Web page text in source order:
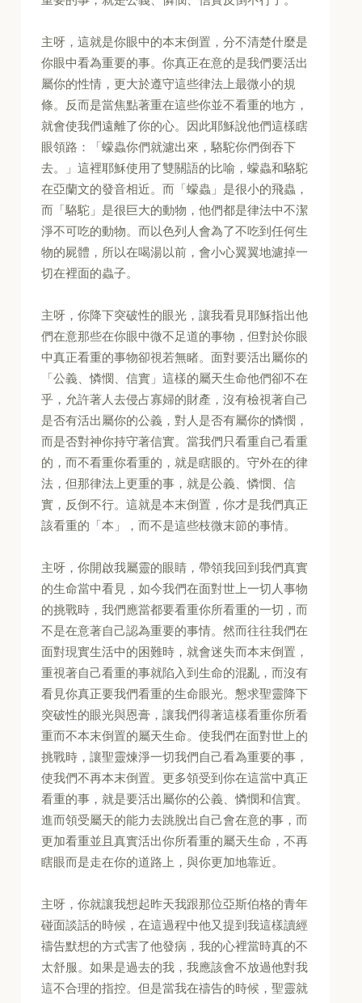
主呀，這就是你眼中的本末倒置，分不清楚什麼是
你眼中看為重要的事。你真正在意的是我們要活出
屬你的性情，更大於遵守這些律法上最微小的規
條。反而是當焦點著重在這些你並不看重的地方，
就會使我們遠離了你的心。因此耶穌說他們這樣瞎
眼領路：「蠓蟲你們就濾出來，駱駝你們倒吞下
去。」這裡耶穌使用了雙關語的比喻，蠓蟲和駱駝
在亞蘭文的發音相近。而「蠓蟲」是很小的飛蟲，
而「駱駝」是很巨大的動物，他們都是律法中不潔
淨不可吃的動物。而以色列人會為了不吃到任何生
物的屍體，所以在喝湯以前，會小心翼翼地濾掉一
切在裡面的蟲子。
主呀，你降下突破性的眼光，讓我看見耶穌指出他
們在意那些在你眼中微不足道的事物，但對於你眼
中真正看重的事物卻視若無睹。面對要活出屬你的
「公義、憐憫、信實」這樣的屬天生命他們卻不在
乎，允許著人去侵占寡婦的財產，沒有檢視著自己
是否有活出屬你的公義，對人是否有屬你的憐憫，
而是否對神你持守著信實。當我們只看重自己看重
的，而不看重你看重的，就是瞎眼的。守外在的律
法，但那律法上更重的事，就是公義、憐憫、信
實，反倒不行。這就是本末倒置，你才是我們真正
該看重的「本」，而不是這些枝微末節的事情。
主呀，你開啟我屬靈的眼睛，帶領我回到我們真實
的生命當中看見，如今我們在面對世上一切人事物
的挑戰時，我們應當都要看重你所看重的一切，而
不是在意著自己認為重要的事情。然而往往我們在
面對現實生活中的困難時，就會迷失而本末倒置，
重視著自己看重的事就陷入到生命的混亂，而沒有
看見你真正要我們看重的生命眼光。懇求聖靈降下
突破性的眼光與恩膏，讓我們得著這樣看重你所看
重而不本末倒置的屬天生命。使我們在面對世上的
挑戰時，讓聖靈煉淨一切我們自己看為重要的事，
使我們不再本末倒置。更多領受到你在這當中真正
看重的事，就是要活出屬你的公義、憐憫和信實。
進而領受屬天的能力去跳脫出自己會在意的事，而
更加看重並且真實活出你所看重的屬天生命，不再
瞎眼而是走在你的道路上，與你更加地靠近。
主呀，你就讓我想起昨天我跟那位亞斯伯格的青年
碰面談話的時候，在這過程中他又提到我這樣讀經
禱告默想的方式害了他發病，我的心裡當時真的不
太舒服。如果是過去的我，我應該會不放過他對我
這不合理的指控。但是當我在禱告的時候，聖靈就